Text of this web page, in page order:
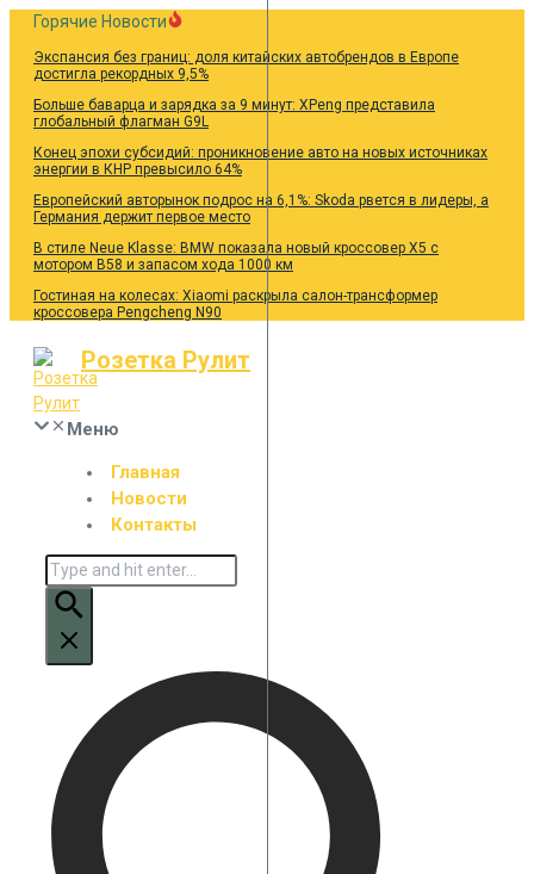
Перейти
содержанию
Горячие Новости
Экспансия без границ: доля китайских автобрендов в Европе
достигла рекордных 9,5%
Больше баварца и зарядка за 9 минут: XPeng представила
глобальный флагман G9L
Конец эпохи субсидий: проникновение авто на новых источниках
энергии в КНР превысило 64%
Европейский авторынок подрос на 6,1%: Skoda рвется в лидеры, а
Германия держит первое место
В стиле Neue Klasse: BMW показала новый кроссовер X5 с
мотором B58 и запасом хода 1000 км
Гостиная на колесах: Xiaomi раскрыла салон-трансформер
кроссовера Pengcheng N90
Розетка Рулит
Меню
Главная
Новости
Контакты
Искать: